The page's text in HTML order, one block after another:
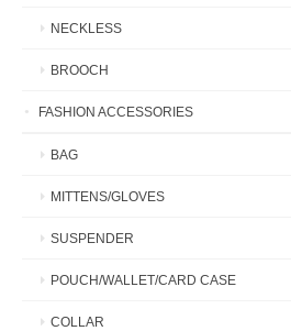
NECKLESS
BROOCH
FASHION ACCESSORIES
BAG
MITTENS/GLOVES
SUSPENDER
POUCH/WALLET/CARD CASE
COLLAR